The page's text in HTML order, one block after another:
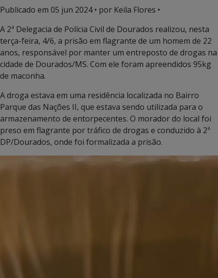
Publicado em 05 jun 2024• por Keila Flores •
A 2ª Delegacia de Polícia Civil de Dourados realizou, nesta
terça-feira, 4/6, a prisão em flagrante de um homem de 22
anos, responsável por manter um entreposto de drogas na
cidade de Dourados/MS. Com ele foram apreendidos 95kg
de maconha.
A droga estava em uma residência localizada no Bairro
Parque das Nações II, que estava sendo utilizada para o
armazenamento de entorpecentes. O morador do local foi
preso em flagrante por tráfico de drogas e conduzido à 2ª
DP/Dourados, onde foi formalizada a prisão.